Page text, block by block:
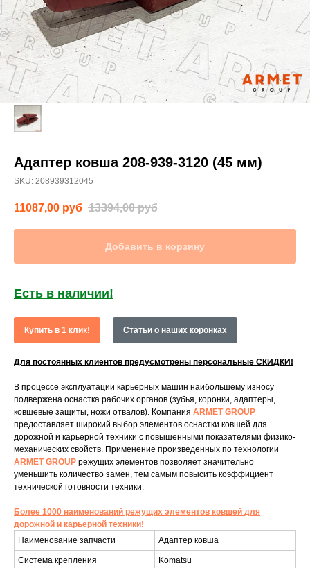
Адаптер ковша 208-939-3120 (45 мм)
SKU: 208939312045
11087,00 руб 13394,00 руб
Добавить в корзину
Есть в наличии!
Купить в 1 клик! Статьи о наших коронках
Для постоянных клиентов предусмотрены персональные СКИДКИ!
В процессе эксплуатации карьерных машин наибольшему износу
подвержена оснастка рабочих органов (зубья, коронки, адаптеры,
ковшевые защиты, ножи отвалов). Компания ARMET GROUP
предоставляет широкий выбор элементов оснастки ковшей для
дорожной и карьерной техники с повышенными показателями физико-
механических свойств. Применение произведенных по технологии
ARMET GROUP режущих элементов позволяет значительно
уменьшить количество замен, тем самым повысить коэффициент
технической готовности техники.
Более 1000 наименований режущих элементов ковшей для
дорожной и карьерной техники!
Наименование запчасти
Адаптер ковша
Система крепления Komatsu